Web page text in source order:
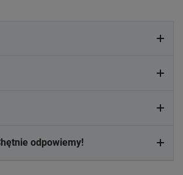
odpowiemy!